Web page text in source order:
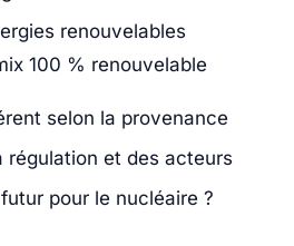
renouvelables
100 % renouvelable
selon la provenance
régulation et des acteurs
pour le nucléaire ?